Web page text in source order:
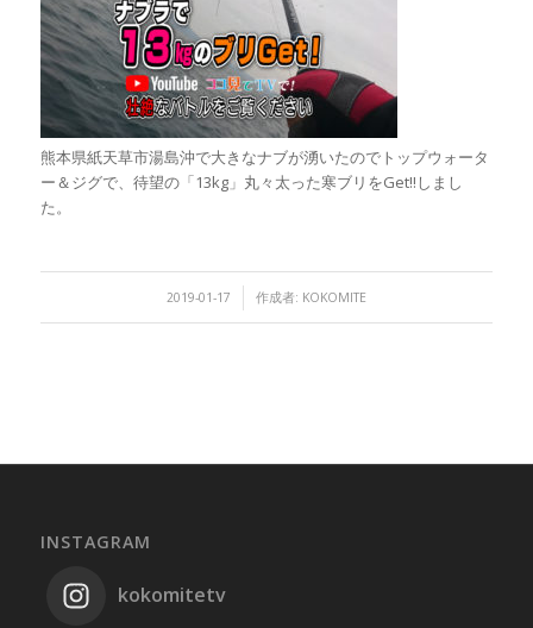
熊本県紙天草市湯島沖で大きなナブが湧いたのでトップウォータ
ー＆ジグで、待望の「13kg」丸々太った寒ブリをGet!!しまし
た。
2019-01-17
/ 作成者: KOKOMITE
INSTAGRAM
kokomitetv